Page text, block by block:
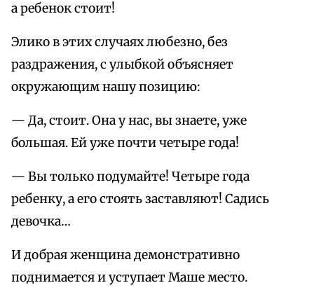
а ребенок стоит!
Элико в этих случаях любезно, без
раздражения, с улыбкой объясняет
окружающим нашу позицию:
— Да, стоит. Она у нас, вы знаете, уже
большая. Ей уже почти четыре года!
— Вы только подумайте! Четыре года
ребенку, а его стоять заставляют! Садись
девочка…
И добрая женщина демонстративно
поднимается и уступает Маше место.